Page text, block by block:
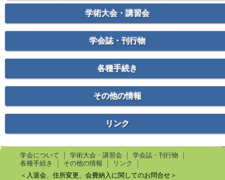
学術大会・講習会
学会誌・刊行物
各種手続き
その他の情報
リンク
学会について 学術大会・講習会
学会誌・刊行物
各種手続き
その他の情報
リンク
＜入退会、住所変更、会費納入に関してのお問合せ＞